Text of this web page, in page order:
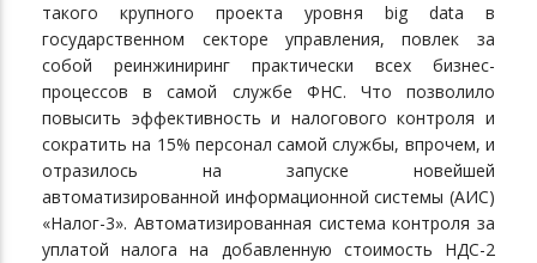
такого крупного проекта уровня big data в
государственном секторе управления, повлек за
собой реинжиниринг практически всех бизнес-
процессов в самой службе ФНС. Что позволило
повысить эффективность и налогового контроля и
сократить на 15% персонал самой службы, впрочем, и
отразилось на запуске новейшей
автоматизированной информационной системы (АИС)
«Налог-3». Автоматизированная система контроля за
уплатой налога на добавленную стоимость НДС-2